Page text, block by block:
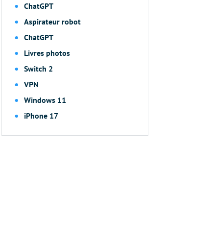
ChatGPT
Aspirateur robot
ChatGPT
Livres photos
Switch 2
VPN
Windows 11
iPhone 17